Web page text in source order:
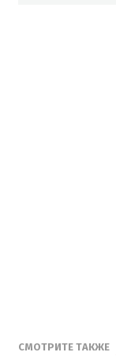
СМОТРИТЕ ТАКЖЕ